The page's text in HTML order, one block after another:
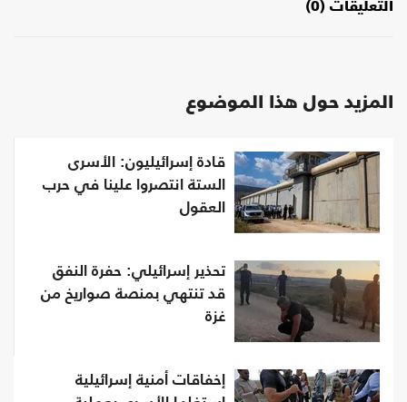
التعليقات (0)
المزيد حول هذا الموضوع
قادة إسرائيليون: الأسرى
الستة انتصروا علينا في حرب
العقول
تحذير إسرائيلي: حفرة النفق
قد تنتهي بمنصة صواريخ من
غزة
إخفاقات أمنية إسرائيلية